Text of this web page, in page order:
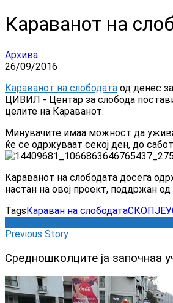
Караванот на
Архива
26/09/2016
Караванот на слободата од денес
ЦИВИЛ - Центар за слобода
целите на Караванот.
Минувачите имаа можност да
ќе се одржуваат секој ден, до
Караванот на слободата досега
настан на овој проект, поддржан
TagsКараван на слободатаСКОПЈЕ
Previous Story
Средношколците ја започнаа